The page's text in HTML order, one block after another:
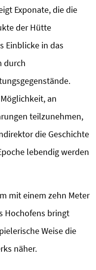
Exponate, die die
der Hütte
Einblicke in das
durch
an
teilzunehmen,
die Geschichte
lebendig werden
mit einem zehn Meter
Hochofens bringt
Weise die
näher.